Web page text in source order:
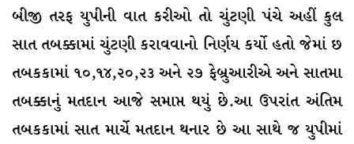
બીજી તરફ યુપીની વાત કરીઓ તો ચુંટણી પંચે અહીં કુલ
સાત તબક્કામાં ચુંટણી કરાવવાનો નિર્ણય કર્યો હતો જેમાં છ
તબકકામાં ૧૦,૧૪,૨૦,૨૩ અને ૨૭ ફેબ્રુઆરીએ અને સાતમા
તબક્કાનું મતદાન આજે સમાપ્ત થયું છે.આ ઉપરાંત અંતિમ
તબકકામાં સાત માર્ચે મતદાન થનાર છે આ સાથે જ યુપીમાં